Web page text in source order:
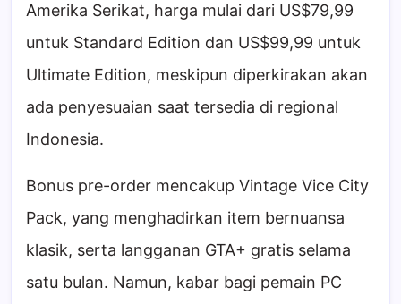
Amerika Serikat, harga mulai dari US$79,99
untuk Standard Edition dan US$99,99 untuk
Ultimate Edition, meskipun diperkirakan akan
ada penyesuaian saat tersedia di regional
Indonesia.
Bonus pre-order mencakup Vintage Vice City
Pack, yang menghadirkan item bernuansa
klasik, serta langganan GTA+ gratis selama
satu bulan. Namun, kabar bagi pemain PC